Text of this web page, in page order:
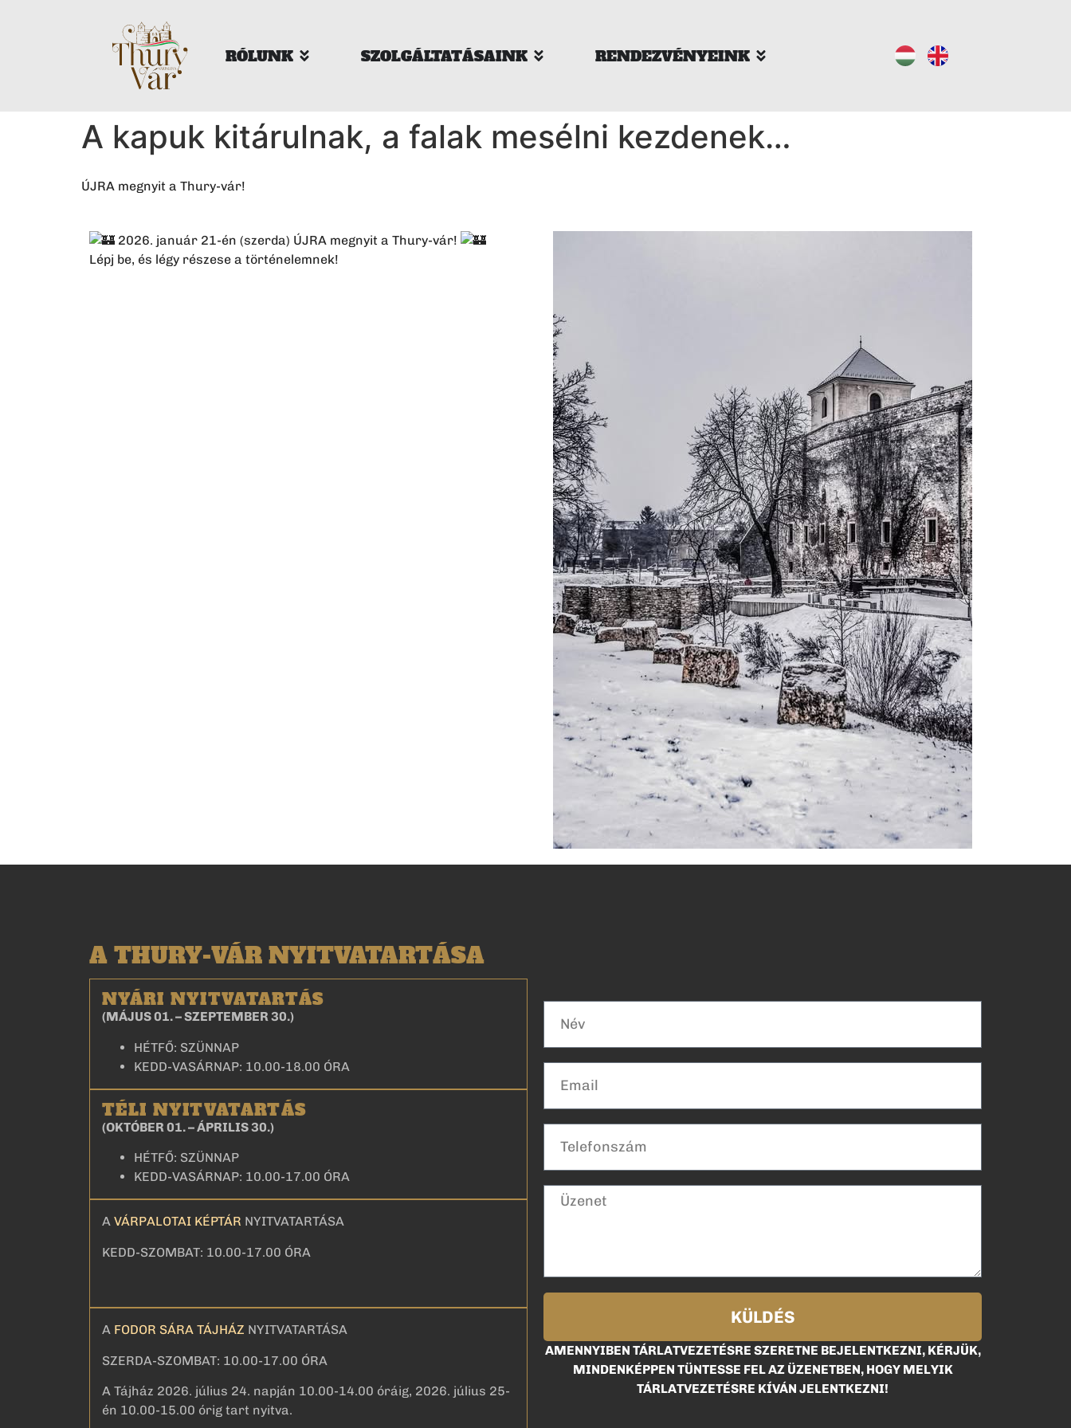
RÓLUNK SZOLGÁLTATÁSAINK RENDEZVÉNYEINK
A kapuk kitárulnak, a falak mesélni kezdenek…
ÚJRA megnyit a Thury-vár!
2026. január 21-én (szerda) ÚJRA megnyit a Thury-vár!
Lépj be, és légy részese a történelemnek!
A THURY-VÁR NYITVATARTÁSA
NYÁRI NYITVATARTÁS
(MÁJUS 01. – SZEPTEMBER 30.)
HÉTFŐ: SZÜNNAP
KEDD-VASÁRNAP: 10.00-18.00 ÓRA
TÉLI NYITVATARTÁS
(OKTÓBER 01. – ÁPRILIS 30.)
HÉTFŐ: SZÜNNAP
KEDD-VASÁRNAP: 10.00-17.00 ÓRA
A VÁRPALOTAI KÉPTÁR NYITVATARTÁSA
KEDD-SZOMBAT: 10.00-17.00 ÓRA
A FODOR SÁRA TÁJHÁZ NYITVATARTÁSA
SZERDA-SZOMBAT: 10.00-17.00 ÓRA
A Tájház 2026. július 24. napján 10.00-14.00 óráig, 2026. július 25-
én 10.00-15.00 órig tart nyitva.
KÜLDÉS
AMENNYIBEN TÁRLATVEZETÉSRE SZERETNE BEJELENTKEZNI, KÉRJÜK,
MINDENKÉPPEN TÜNTESSE FEL AZ ÜZENETBEN, HOGY MELYIK
TÁRLATVEZETÉSRE KÍVÁN JELENTKEZNI!